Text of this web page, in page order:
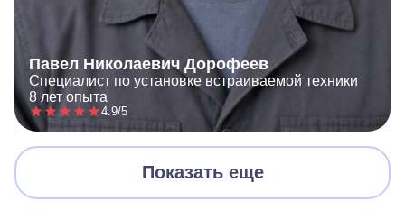
Павел Николаевич Дорофеев
Специалист по установке встраиваемой техники
8 лет опыта
4.9/5
Показать еще